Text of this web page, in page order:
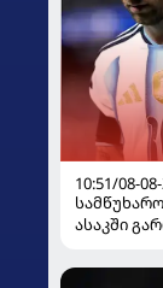
10:51/08-
ასაკში